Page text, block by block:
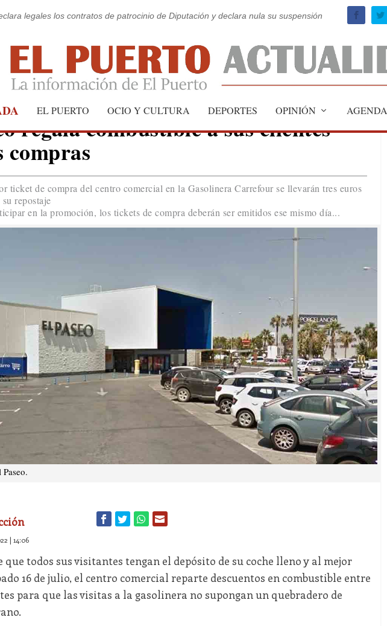
legales los contratos de patrocinio de Diputación y declara nula su suspensión
EL PUERTO OCIO Y CULTURA DEPORTES OPINIÓN AGENDA
regala combustible a sus clientes
compras
ticket de compra del centro comercial en la Gasolinera Carrefour se llevarán tres euros
repostaje
en la promoción, los tickets de compra deberán ser emitidos ese mismo día...
| 14:06
que todos sus visitantes tengan el depósito de su coche lleno y al mejor
16 de julio, el centro comercial reparte descuentos en combustible entre
para que las visitas a la gasolinera no supongan un quebradero de